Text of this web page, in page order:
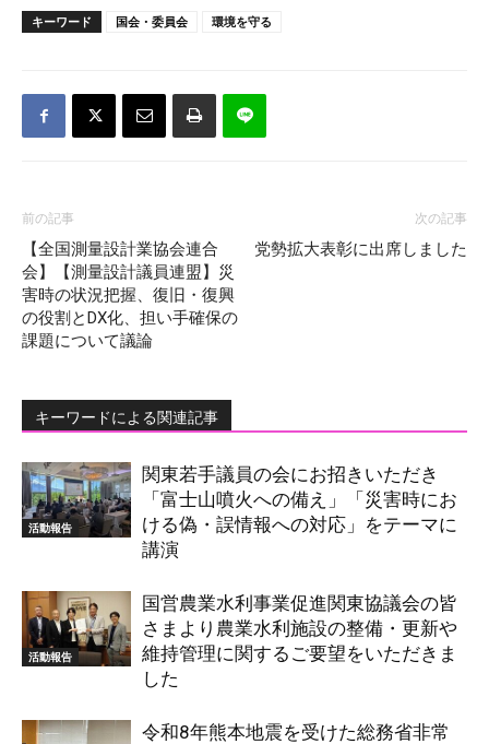
キーワード 国会・委員会 環境を守る
前の記事
【全国測量設計業協会連合
会】【測量設計議員連盟】災
害時の状況把握、復旧・復興
の役割とDX化、担い手確保の
課題について議論
次の記事
党勢拡大表彰に出席しました
キーワードによる関連記事
活動報告
関東若手議員の会にお招きいただき
「富士山噴火への備え」「災害時にお
ける偽・誤情報への対応」をテーマに
講演
活動報告
国営農業水利事業促進関東協議会の皆
さまより農業水利施設の整備・更新や
維持管理に関するご要望をいただきま
した
令和8年熊本地震を受けた総務省非常